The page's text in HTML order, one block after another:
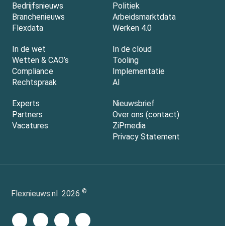
Bedrijfsnieuws
Branchenieuws
Flexdata
Politiek
Arbeidsmarktdata
Werken 4.0
In de wet
Wetten & CAO’s
Compliance
Rechtspraak
In de cloud
Tooling
Implementatie
AI
Experts
Partners
Vacatures
Nieuwsbrief
Over ons (contact)
ZiPmedia
Privacy Statement
Flexnieuws.nl 2026 ©